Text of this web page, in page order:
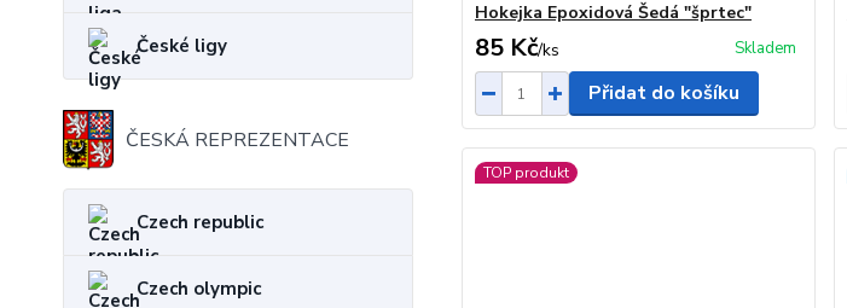
České ligy
ČESKÁ REPREZENTACE
Czech republic
Czech olympic
Hokejka Epoxidová Šedá "šprtec"
85 Kč/ks Skladem
Přidat do košíku
TOP produkt